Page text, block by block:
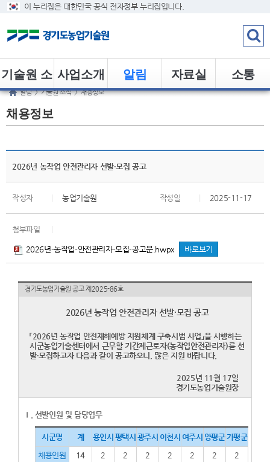
이 누리집은 대한민국 공식 전자정부 누리집입니다.
소통
자료실
알림
사업소개
기술원 소
개
알림 > 기술원 소식 > 채용정보
채용정보
2026년 농작업 안전관리자 선발·모집 공고
작성자 농업기술원 작성일 2025-11-17
첨부파일
2026년-농작업-안전관리자-모집-공고문.hwpx 바로보기
경기도농업기술원 공고 제2025-86호
2026년 농작업 안전관리자 선발·모집 공고
「2026년 농작업 안전재해예방 지원체계 구축시범 사업」을 시행하는
시군농업기술센터에서 근무할 기간제근로자(농작업안전관리자)를 선
발·모집하고자 다음과 같이 공고하오니, 많은 지원 바랍니다.
2025년 11월 17일
경기도농업기술원장
Ⅰ. 선발인원 및 담당업무
시군명 계 용인시 평택시 광주시 이천시 여주시 양평군가평군
채용인원
14 2 2 2 2 2 2 2